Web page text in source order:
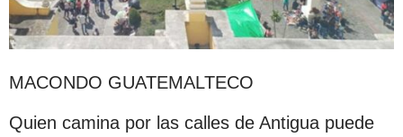
MACONDO GUATEMALTECO
Quien camina por las calles de Antigua puede